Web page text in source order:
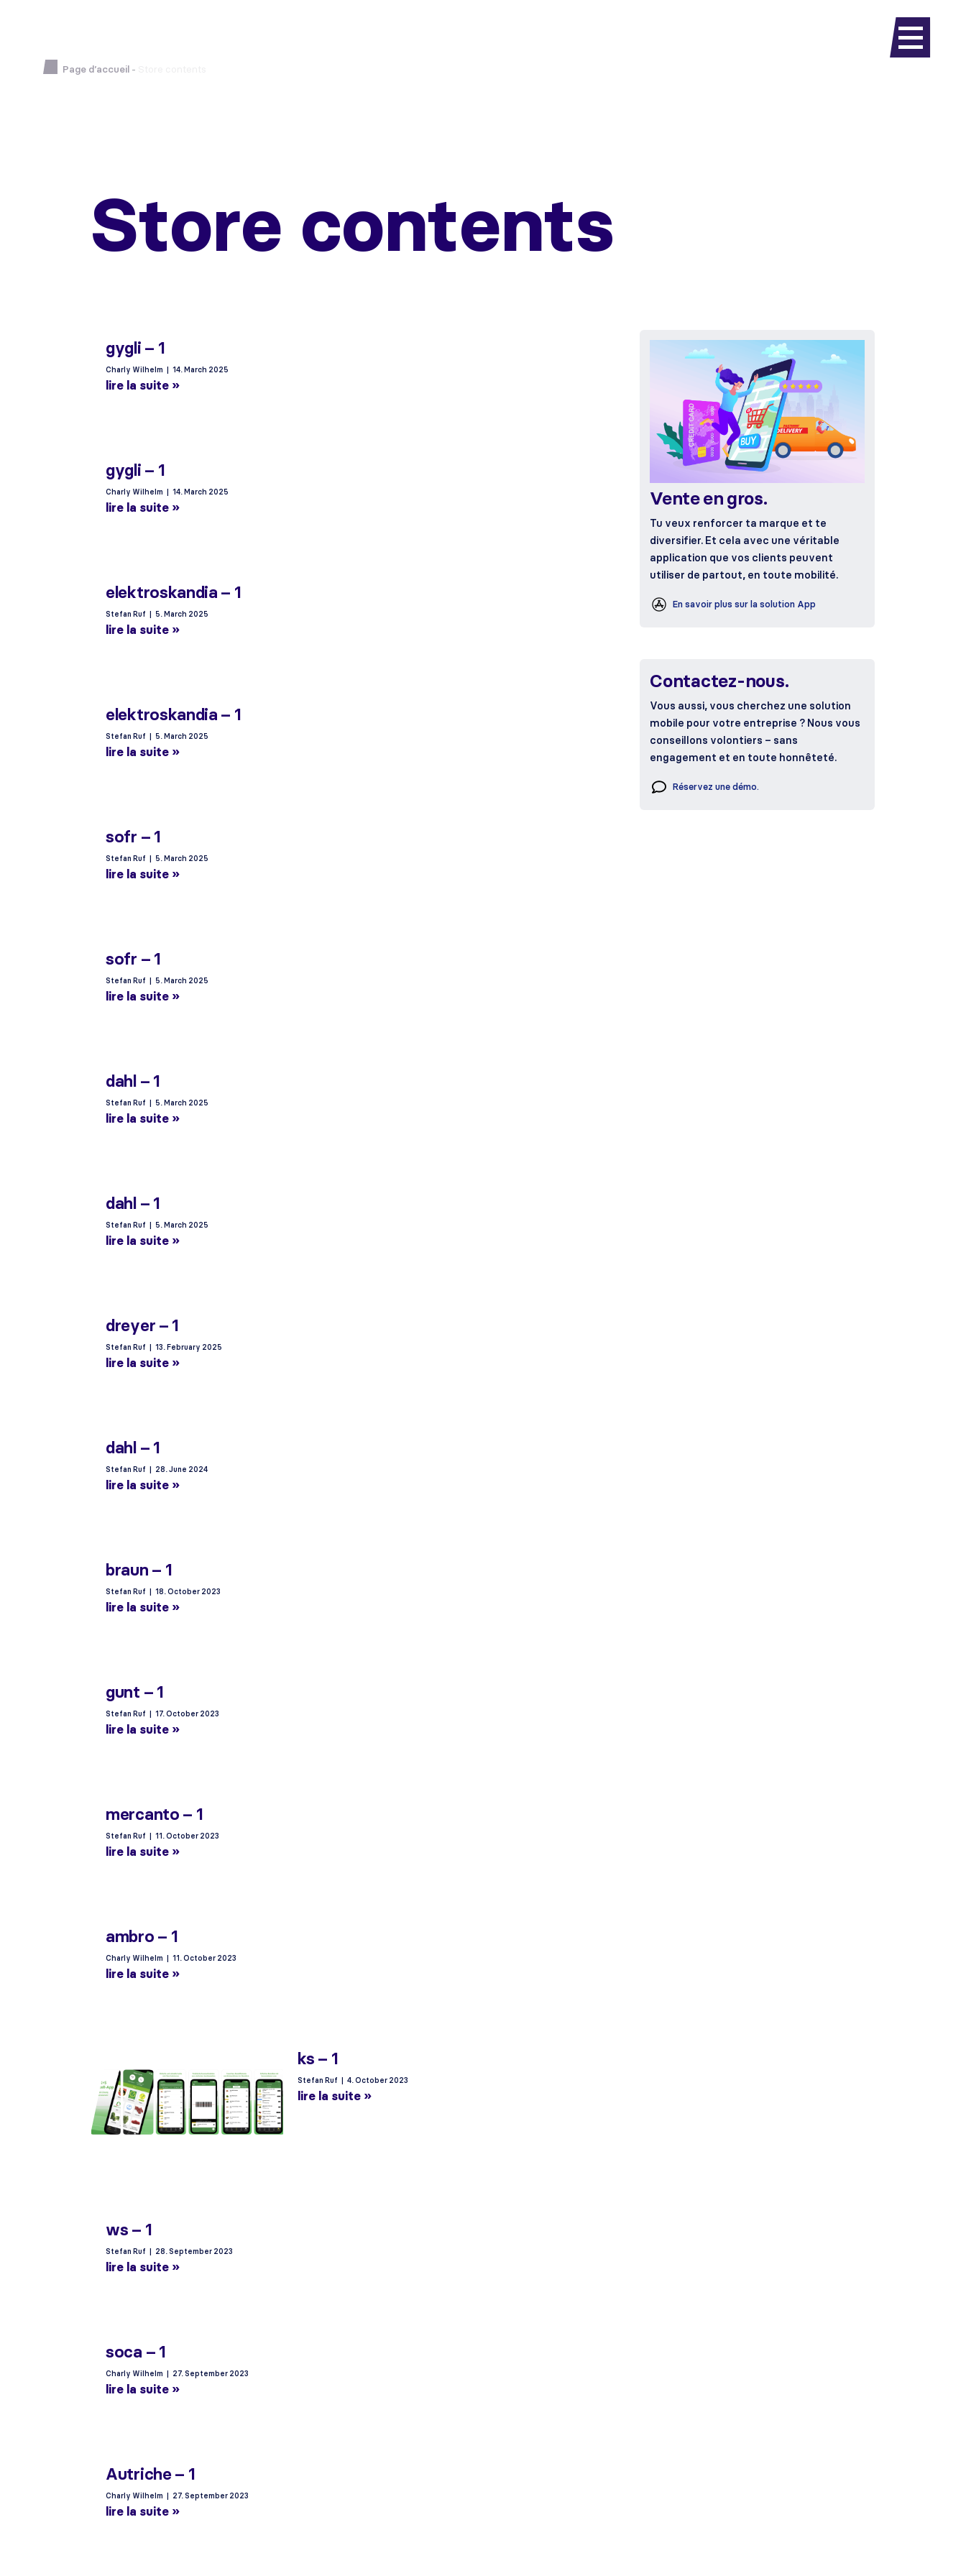
Page d’accueil -
Store contents
gygli – 1
Charly Wilhelm 14. March 2025
lire la suite »
gygli – 1
Charly Wilhelm 14. March 2025
lire la suite »
elektroskandia – 1
Stefan Ruf 5. March 2025
lire la suite »
elektroskandia – 1
Stefan Ruf 5. March 2025
lire la suite »
sofr – 1
Stefan Ruf 5. March 2025
lire la suite »
sofr – 1
Stefan Ruf 5. March 2025
lire la suite »
dahl – 1
Stefan Ruf 5. March 2025
lire la suite »
dahl – 1
Stefan Ruf 5. March 2025
lire la suite »
dreyer – 1
Stefan Ruf 13. February 2025
lire la suite »
dahl – 1
Stefan Ruf 28. June 2024
lire la suite »
braun – 1
Stefan Ruf 18. October 2023
lire la suite »
gunt – 1
Stefan Ruf 17. October 2023
lire la suite »
mercanto – 1
Stefan Ruf 11. October 2023
lire la suite »
ambro – 1
Charly Wilhelm 11. October 2023
lire la suite »
ks – 1
Stefan Ruf 4. October 2023
lire la suite »
ws – 1
Stefan Ruf 28. September 2023
lire la suite »
soca – 1
Charly Wilhelm 27. September 2023
lire la suite »
Autriche – 1
Charly Wilhelm 27. September 2023
lire la suite »
Vente en gros.
Tu veux renforcer ta marque et te
diversifier. Et cela avec une véritable
application que vos clients peuvent
utiliser de partout, en toute mobilité.
En savoir plus sur la solution App
Contactez-nous.
Vous aussi, vous cherchez une solution
mobile pour votre entreprise ? Nous vous
conseillons volontiers – sans
engagement et en toute honnêteté.
Réservez une démo.